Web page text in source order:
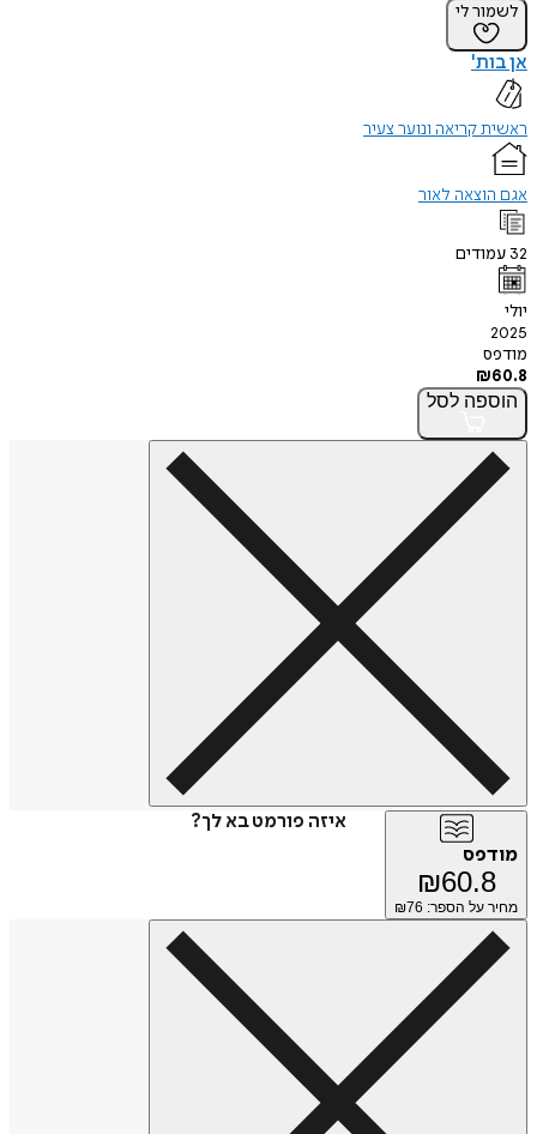
לשמור לי
אן בות'
ראשית קריאה ונוער צעיר
אגם הוצאה לאור
32 עמודים
יולי
2025
מודפס
₪60.8
הוספה לסל
איזה פורמט בא לך?
מודפס
₪60.8
מחיר על הספר: ₪ 76